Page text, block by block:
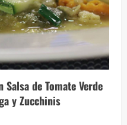
Salsa de Tomate Verde
y Zucchinis